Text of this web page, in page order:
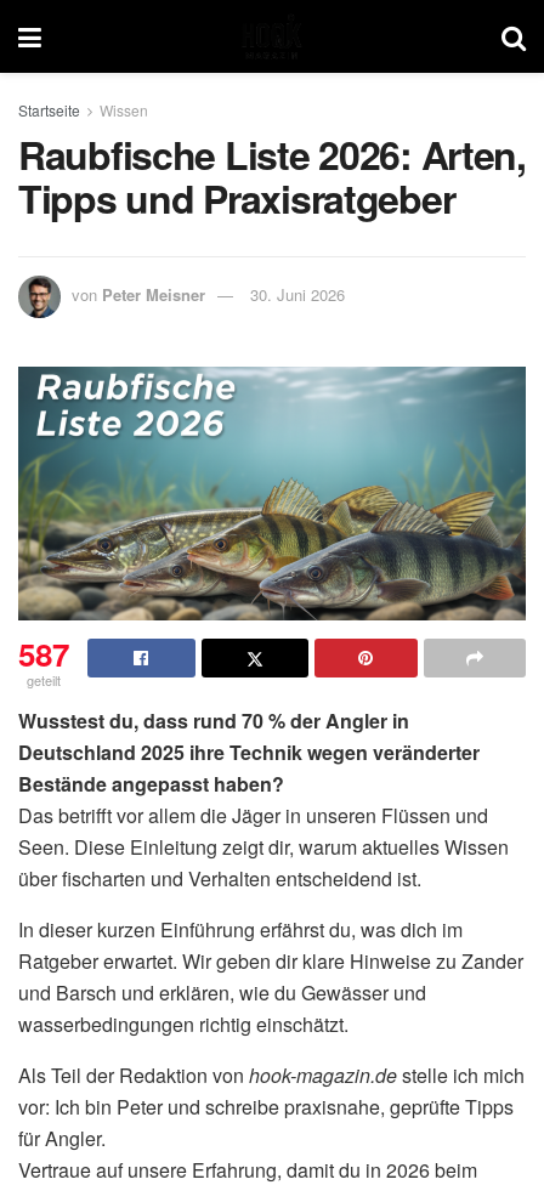
Startseite Wissen
Raubfische Liste 2026: Arten,
Tipps und Praxisratgeber
von Peter Meisner 30. Juni 2026
587
geteilt
Wusstest du, dass rund 70 % der Angler in
Deutschland 2025 ihre Technik wegen veränderter
Bestände angepasst haben?
Das betrifft vor allem die Jäger in unseren Flüssen und
Seen. Diese Einleitung zeigt dir, warum aktuelles Wissen
über fischarten und Verhalten entscheidend ist.
In dieser kurzen Einführung erfährst du, was dich im
Ratgeber erwartet. Wir geben dir klare Hinweise zu Zander
und Barsch und erklären, wie du Gewässer und
wasserbedingungen richtig einschätzt.
Als Teil der Redaktion von hook-magazin.destelle ich mich
vor: Ich bin Peter und schreibe praxisnahe, geprüfte Tipps
für Angler.
Vertraue auf unsere Erfahrung, damit du in 2026 beim